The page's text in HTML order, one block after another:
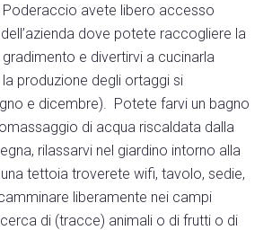
Poderaccio avete libero accesso
dove potete raccogliere la
e divertirvi a cucinarla
produzione degli ortaggi si
e dicembre). Potete farvi un bagno
di acqua riscaldata dalla
rilassarvi nel giardino intorno alla
tettoia troverete wifi, tavolo, sedie,
liberamente nei campi
di (tracce) animali o di frutti o di